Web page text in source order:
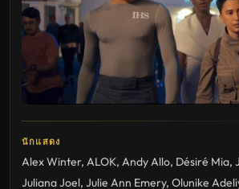
นักแสดง
Alex Winter, ALOK, Andy Allo, Désiré Mia,
Juliana Joel, Julie Ann Emery, Olunike